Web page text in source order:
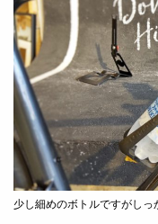
少し細めのボトルですがしっ